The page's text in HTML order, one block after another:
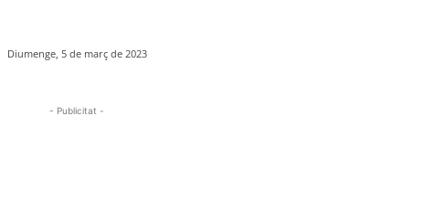
Diumenge, 5 de març de 2023
- Publicitat -